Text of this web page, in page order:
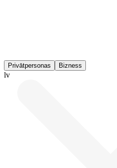
Privātpersonas Bizness
lv